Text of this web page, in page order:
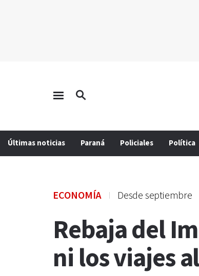
Últimas noticias Paraná Policiales Política
ECONOMÍA Desde septiembre
Rebaja del
ni los viajes